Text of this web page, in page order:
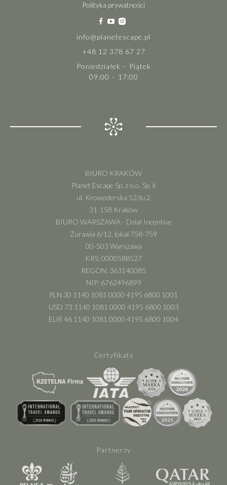
Polityka prywatności
info@planetescape.pl
+48 12 378 67 27
Poniedziałek – Piątek
09:00 – 17:00
BIURO KRAKÓW
Planet Escape Sp. z o.o. Sp. k
ul. Krowoderska 52/lu.2
31-158 Kraków
BIURO WARSZAWA - Dział Incentive
Żurawia 6/12, lokal 758-759
00-503 Warszawa
KRS: 0000588527
REGON: 363140085
NIP: 6762496899
PLN 30 1140 1081 0000 4195 6800 1001
USD 73 1140 1081 0000 4195 6800 1003
EUR 46 1140 1081 0000 4195 6800 1004
Certyfikaty
Partnerzy